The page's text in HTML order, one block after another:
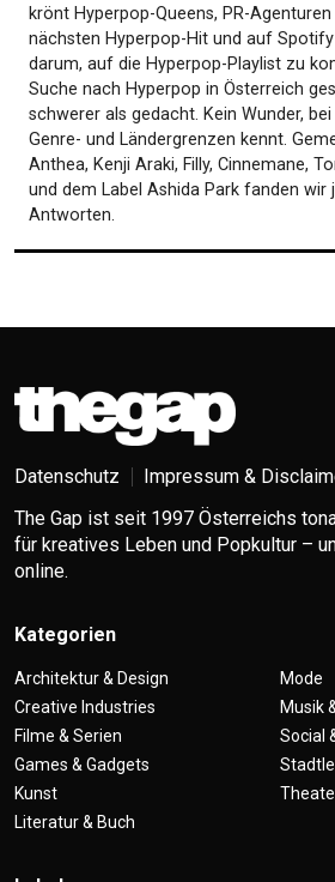
krönt Hyperpop-Queens, PR-
nächsten Hyperpop-Hit und auf
darum, auf die Hyperpop-Playlist zu
Suche nach Hyperpop in Österreich
schwerer als gedacht. Kein Wunder,
Genre- und Ländergrenzen kennt.
Anthea, Kenji Araki, Filly, Cinnemane,
und dem Label Ashida Park fanden wir
Antworten.
Datenschutz Impressum &
The Gap ist seit 1997 Österreichs
für kreatives Leben und Popkultur –
online.
Kategorien
Architektur & Design
Creative Industries
Filme & Serien
Games & Gadgets
Kunst
Literatur & Buch
Mode
Musik
Social